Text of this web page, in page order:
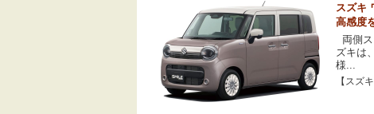
スズキ
高感度
両側
ズキは
様...
【スズ